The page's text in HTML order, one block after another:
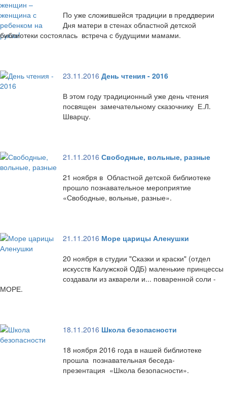
По уже сложившейся традиции в преддверии
Дня матери в стенах областной детской
библиотеки состоялась встреча с будущими мамами.
23.11.2016 День чтения - 2016
В этом году традиционный уже день чтения
посвящен замечательному сказочнику Е.Л.
Шварцу.
21.11.2016 Свободные, вольные, разные
21 ноября в Областной детской библиотеке
прошло познавательное мероприятие
«Свободные, вольные, разные».
21.11.2016 Море царицы Аленушки
20 ноября в студии "Сказки и краски" (отдел
искусств Калужской ОДБ) маленькие принцессы
создавали из акварели и... поваренной соли -
МОРЕ.
18.11.2016 Школа безопасности
18 ноября 2016 года в нашей библиотеке
прошла познавательная беседа-
презентация «Школа безопасности».